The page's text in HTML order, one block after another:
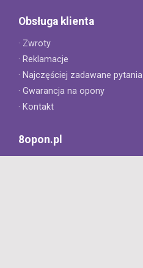
Obsługa klienta
· Zwroty
· Reklamacje
· Najczęściej zadawane pytania
· Gwarancja na opony
· Kontakt
8opon.pl